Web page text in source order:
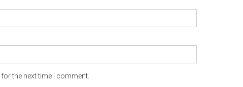
the next time I comment.